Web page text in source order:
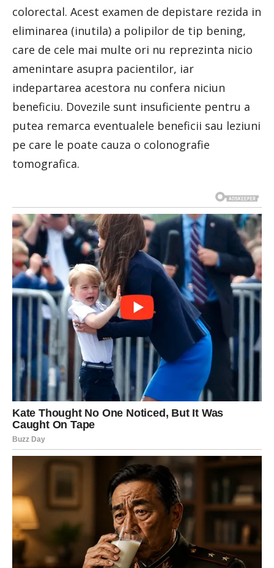
colorectal. Acest examen de depistare rezida in
eliminarea (inutila) a polipilor de tip bening,
care de cele mai multe ori nu reprezinta nicio
amenintare asupra pacientilor, iar
indepartarea acestora nu confera niciun
beneficiu. Dovezile sunt insuficiente pentru a
putea remarca eventualele beneficii sau leziuni
pe care le poate cauza o colonografie
tomografica.